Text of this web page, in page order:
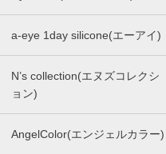
a-eye 1day silicone(エーアイ)
N’s collection(エヌズコレクシ
ョン)
AngelColor(エンジェルカラー)